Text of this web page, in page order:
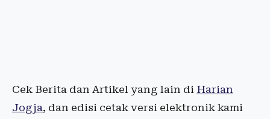
Cek Berita dan Artikel yang lain di Harian
Jogja, dan edisi cetak versi elektronik kami